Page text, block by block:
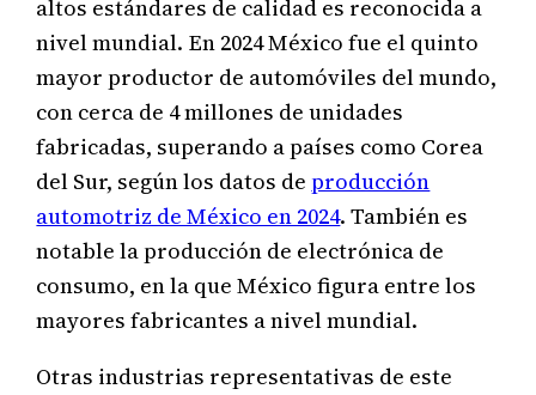
altos estándares de calidad es reconocida a
nivel mundial. En 2024 México fue el quinto
mayor productor de automóviles del mundo,
con cerca de 4 millones de unidades
fabricadas, superando a países como Corea
del Sur, según los datos deproducción
automotriz de México en 2024. También es
notable la producción de electrónica de
consumo, en la que México figura entre los
mayores fabricantes a nivel mundial.
Otras industrias representativas de este